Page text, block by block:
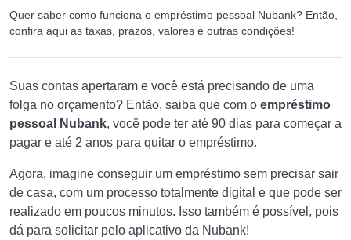
Quer saber como funciona o empréstimo pessoal Nubank? Então,
confira aqui as taxas, prazos, valores e outras condições!
Suas contas apertaram e você está precisando de uma
folga no orçamento? Então, saiba que com o empréstimo
pessoal Nubank, você pode ter até 90 dias para começar a
pagar e até 2 anos para quitar o empréstimo.
Agora, imagine conseguir um empréstimo sem precisar sair
de casa, com um processo totalmente digital e que pode ser
realizado em poucos minutos. Isso também é possível, pois
dá para solicitar pelo aplicativo da Nubank!